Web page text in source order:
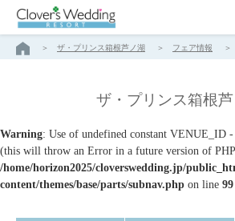
ザ・プリンス箱根芦ノ湖 フェア情報
ザ・プリンス箱根
Warning: Use of undefined constant VENUE_ID
(this will throw an Error in a future version of
/home/horizon2025/cloverswedding.jp/
content/themes/base/parts/subnav.php on line 99